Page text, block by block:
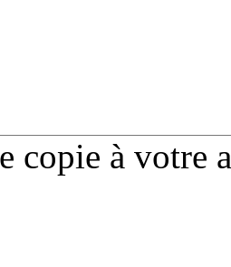
copie à votre